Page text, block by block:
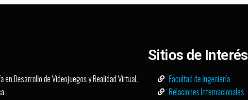
en Desarrollo de Videojuegos y Realidad Virtual,
Sitios de Interés
Facultad de Ingeniería
Relaciones Internacionales